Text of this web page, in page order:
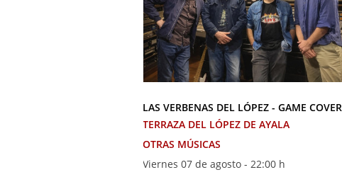
LAS VERBENAS DEL LÓPEZ - GAME COVER
TERRAZA DEL LÓPEZ DE AYALA
OTRAS MÚSICAS
Viernes 07 de agosto - 22:00 h